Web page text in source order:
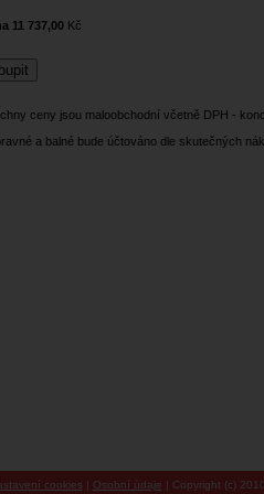
11 737,00 Kč
ceny jsou maloobchodní včetně DPH -
a balné bude účtováno dle skutečných
cookies | Osobní údaje | Copyright (c)